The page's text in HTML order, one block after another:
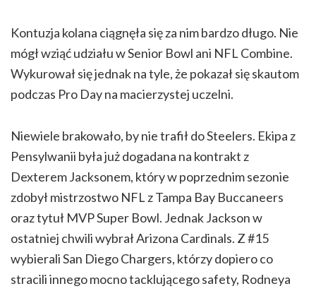
Kontuzja kolana ciągnęła się za nim bardzo długo. Nie
mógł wziąć udziału w Senior Bowl ani NFL Combine.
Wykurował się jednak na tyle, że pokazał się skautom
podczas Pro Day na macierzystej uczelni.
Niewiele brakowało, by nie trafił do Steelers. Ekipa z
Pensylwanii była już dogadana na kontrakt z
Dexterem Jacksonem, który w poprzednim sezonie
zdobył mistrzostwo NFL z Tampa Bay Buccaneers
oraz tytuł MVP Super Bowl. Jednak Jackson w
ostatniej chwili wybrał Arizona Cardinals. Z #15
wybierali San Diego Chargers, którzy dopiero co
stracili innego mocno tacklującego safety, Rodneya